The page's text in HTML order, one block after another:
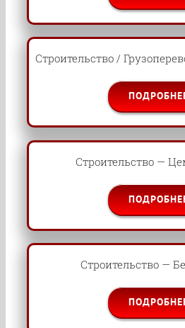
Строительство /
Строительство —
Строительство —